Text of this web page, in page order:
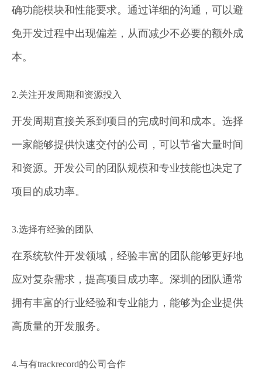
确功能模块和性能要求。通过详细的沟通，可以避
免开发过程中出现偏差，从而减少不必要的额外成
本。
2.关注开发周期和资源投入
开发周期直接关系到项目的完成时间和成本。选择
一家能够提供快速交付的公司，可以节省大量时间
和资源。开发公司的团队规模和专业技能也决定了
项目的成功率。
3.选择有经验的团队
在系统软件开发领域，经验丰富的团队能够更好地
应对复杂需求，提高项目成功率。深圳的团队通常
拥有丰富的行业经验和专业能力，能够为企业提供
高质量的开发服务。
4.与有trackrecord的公司合作